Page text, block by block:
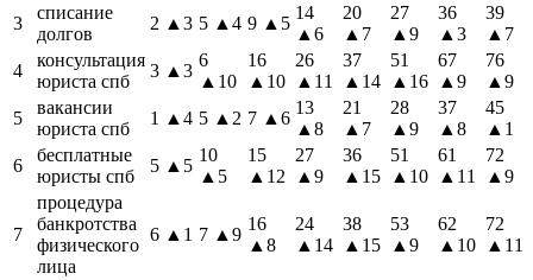
3
списание
долгов
2 ▲3 5 ▲4 9 ▲5
14
▲6
20
▲7
27
▲9
36
▲3
39
▲7
4
консультация
юриста спб
3 ▲3
6
▲10
16
▲10
26
▲11
37
▲14
51
▲16
67
▲9
76
▲9
5
вакансии
юриста спб
1 ▲4 5 ▲2 7 ▲6
13
▲8
21
▲7
28
▲9
37
▲8
45
▲1
6
бесплатные
юристы спб
5 ▲5
10
▲5
15
▲12
27
▲9
36
▲15
51
▲10
61
▲11
72
▲9
7
процедура
банкротства
физического
лица
6 ▲1 7 ▲9
16
▲8
24
▲14
38
▲15
53
▲9
62
▲10
72
▲11